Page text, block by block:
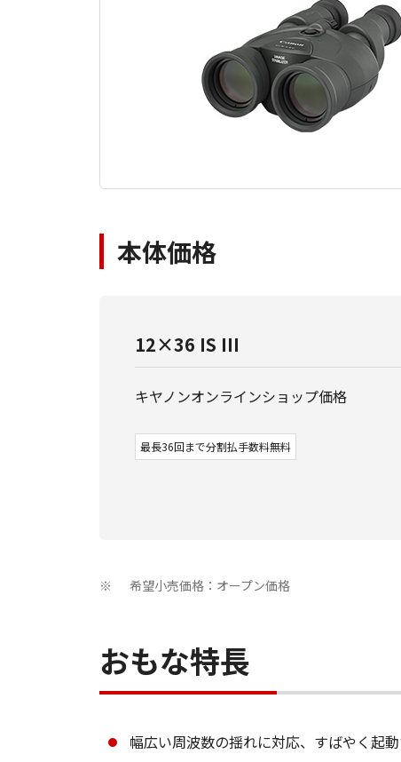
本体価格
12×36 IS III
キヤノンオンラインショップ価格
最長36回まで分割払手数料無料
※ 希望小売価格：オープン価格
おもな特長
幅広い周波数の揺れに対応、すばやく起